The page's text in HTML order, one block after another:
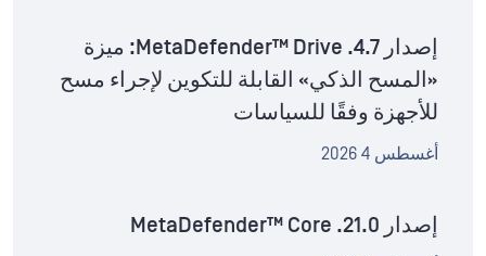
إصدار MetaDefender™ Drive .4.7: ميزة
«المسح الذكي» القابلة للتكوين لإجراء مسح
للأجهزة وفقًا للسياسات
أغسطس 4 2026
إصدار MetaDefender™ Core .21.0